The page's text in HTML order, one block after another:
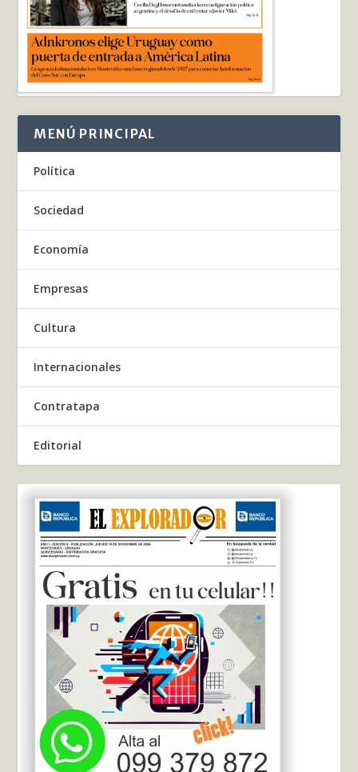
MENÚ PRINCIPAL
Política
Sociedad
Economía
Empresas
Cultura
Internacionales
Contratapa
Editorial